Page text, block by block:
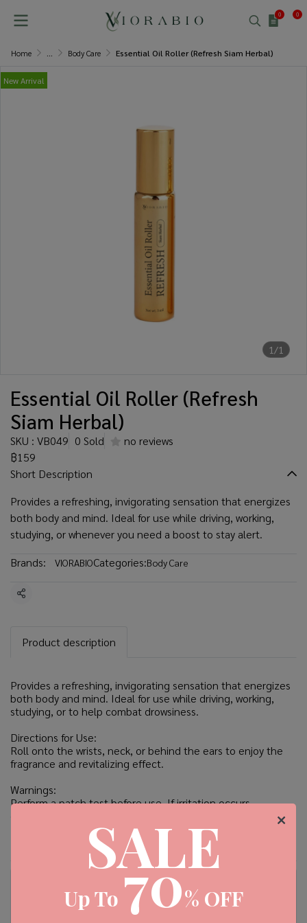
0 0
Home Body Care Essential Oil Roller (Refresh Siam Herbal)
1/1
New Arrival
Essential Oil Roller (Refresh
Siam Herbal)
SKU : VB049 0 Sold
no reviews
฿159
Short Description
Provides a refreshing, invigorating sensation that energizes
both body and mind. Ideal for use while driving, working,
studying, or whenever you need a boost to stay alert.
Brands:
VIORABIOCategories:Body Care
Share
Product description
Provides a refreshing, invigorating sensation that energizes
both body and mind. Ideal for use while driving, working,
studying, or to help combat drowsiness.
Directions for Use:
Roll onto the wrists, neck, or behind the ears to enjoy the
fragrance and revitalizing effect.
Warnings:
Perform a patch test before use. If irritation occurs,
Ratings & Reviews
SALE
Up To 70% OFF